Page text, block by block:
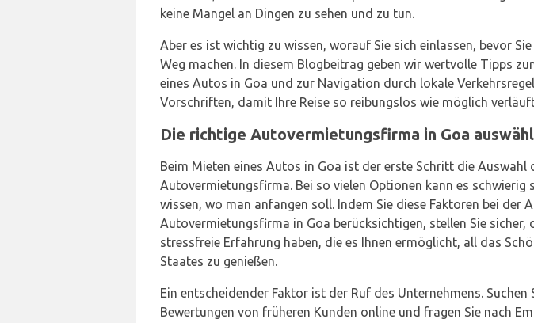
keine Mangel an Dingen zu sehen und zu tun.
Aber es ist wichtig zu wissen, worauf Sie sich einlassen, bevor
Weg machen. In diesem Blogbeitrag geben wir wertvolle Tipps
eines Autos in Goa und zur Navigation durch lokale
Vorschriften, damit Ihre Reise so reibungslos wie möglich
Die richtige Autovermietungsfirma in Goa
Beim Mieten eines Autos in Goa ist der erste Schritt die Auswahl
Autovermietungsfirma. Bei so vielen Optionen kann es schwierig
wissen, wo man anfangen soll. Indem Sie diese Faktoren bei der
Autovermietungsfirma in Goa berücksichtigen, stellen Sie sicher,
stressfreie Erfahrung haben, die es Ihnen ermöglicht, all das
Staates zu genießen.
Ein entscheidender Faktor ist der Ruf des Unternehmens. Suchen
Bewertungen von früheren Kunden online und fragen Sie nach